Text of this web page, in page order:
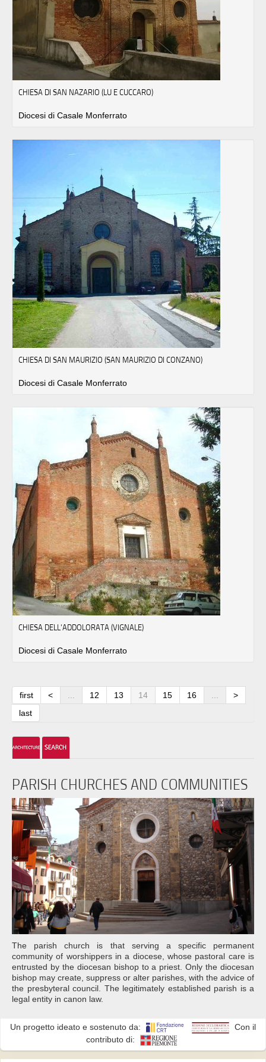
CHIESA DI SAN NAZARIO (LU E CUCCARO)
Diocesi di Casale Monferrato
CHIESA DI SAN MAURIZIO (SAN MAURIZIO DI CONZANO)
Diocesi di Casale Monferrato
CHIESA DELL'ADDOLORATA (VIGNALE)
Diocesi di Casale Monferrato
first < ... 12 13 14 15 16 ...
>
last
PARISH CHURCHES AND COMMUNITIES
The parish church is that serving a specific permanent
community of worshippers in a diocese, whose pastoral care is
entrusted by the diocesan bishop to a priest. Only the diocesan
bishop may create, suppress or alter parishes, with the advice of
the presbyteral council. The legitimately established parish is a
legal entity in canon law.
Un progetto ideato e sostenuto da:
Con il
contributo di: